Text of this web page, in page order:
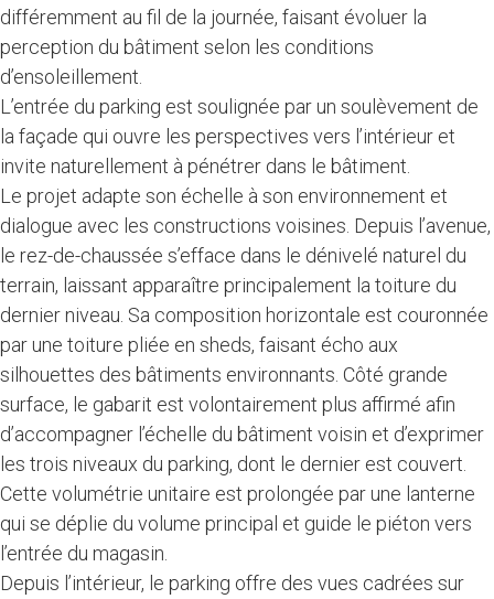
différemment au fil de la journée, faisant évoluer la
perception du bâtiment selon les conditions
d’ensoleillement.
L’entrée du parking est soulignée par un soulèvement de
la façade qui ouvre les perspectives vers l’intérieur et
invite naturellement à pénétrer dans le bâtiment.
Le projet adapte son échelle à son environnement et
dialogue avec les constructions voisines. Depuis l’avenue,
le rez-de-chaussée s’efface dans le dénivelé naturel du
terrain, laissant apparaître principalement la toiture du
dernier niveau. Sa composition horizontale est couronnée
par une toiture pliée en sheds, faisant écho aux
silhouettes des bâtiments environnants. Côté grande
surface, le gabarit est volontairement plus affirmé afin
d’accompagner l’échelle du bâtiment voisin et d’exprimer
les trois niveaux du parking, dont le dernier est couvert.
Cette volumétrie unitaire est prolongée par une lanterne
qui se déplie du volume principal et guide le piéton vers
l’entrée du magasin.
Depuis l’intérieur, le parking offre des vues cadrées sur